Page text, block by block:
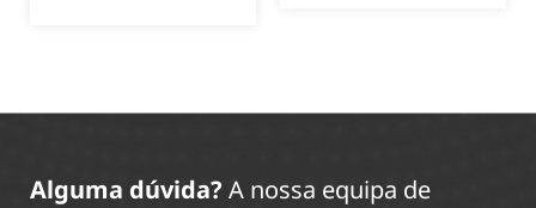
Alguma dúvida? A nossa equipa de